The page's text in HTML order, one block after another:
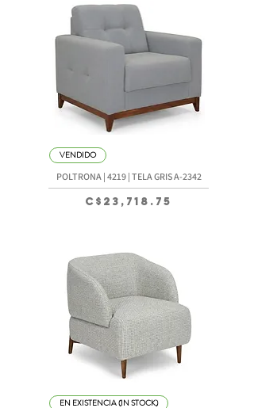
VENDIDO
POLTRONA | 4219 | TELA GRIS A-2342
Precio
C$23,718.75
EN EXISTENCIA (IN STOCK)